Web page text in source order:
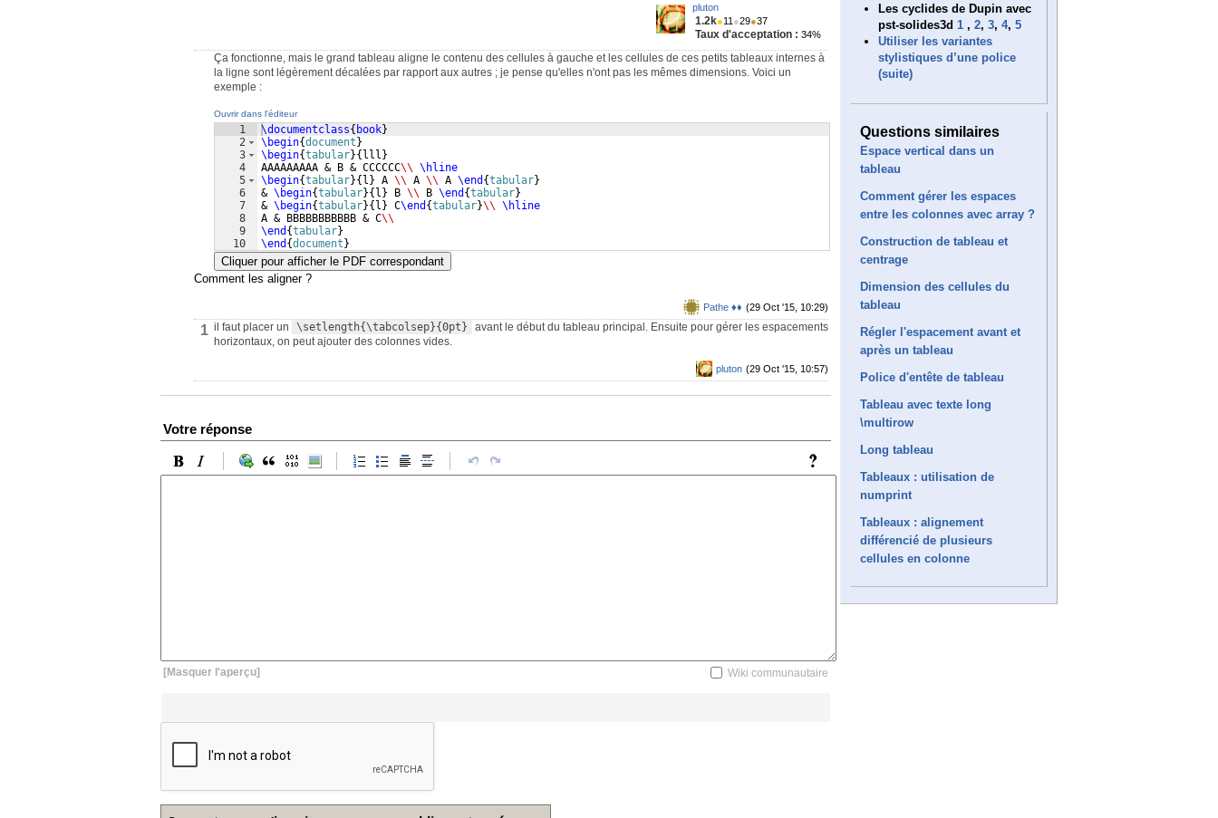
pluton
1.2k●11 ●29●37
Taux d'acceptation : 34%
Ça fonctionne, mais le grand tableau aligne le contenu des cellules à gauche et les cellules de ces petits tableaux internes à
la ligne sont légèrement décalées par rapport aux autres ; je pense qu'elles n'ont pas les mêmes dimensions. Voici un
exemple :
Ouvrir dans l'éditeur
1
2
3
4
5
6
7
8
9
10
\documentclass{ book}
\begin{document }
\begin{tabular}{ lll }
AAAAAAAAA & B & CCCCCC\\ \hline
\begin{tabular}{ l } A \\ A \\ A \end {tabular}
& \begin{tabular}{ l } B \\ B \end {tabular}
& \begin{tabular}{ l } C\end {tabular}\\ \hline
A & BBBBBBBBBBB & C\\
\end {tabular}
\end {document }
Cliquer pour afficher le PDF correspondant
Comment les aligner ?
(29 Oct '15, 10:29)
Pathe ♦♦
1 il faut placer un \setlength{\tabcolsep}{0pt}
avant le début du tableau principal. Ensuite pour gérer les espacements
horizontaux, on peut ajouter des colonnes vides.
(29 Oct '15, 10:57)
pluton
Votre réponse
[Masquer l'aperçu] Wiki communautaire
Les cyclides de Dupin avec
pst-solides3d 1 , 2, 3, 4, 5
Utiliser les variantes
stylistiques d’une police
(suite)
Questions similaires
Espace vertical dans un
tableau
Comment gérer les espaces
entre les colonnes avec array ?
Construction de tableau et
centrage
Dimension des cellules du
tableau
Régler l'espacement avant et
après un tableau
Police d'entête de tableau
Tableau avec texte long
\multirow
Long tableau
Tableaux : utilisation de
numprint
Tableaux : alignement
différencié de plusieurs
cellules en colonne